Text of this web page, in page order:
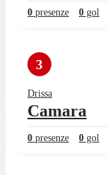
0 presenze 0 gol
3
Drissa
Camara
0 presenze 0 gol